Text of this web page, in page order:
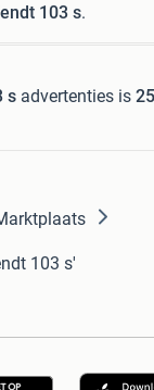
103 s.
s advertenties is
103 s'